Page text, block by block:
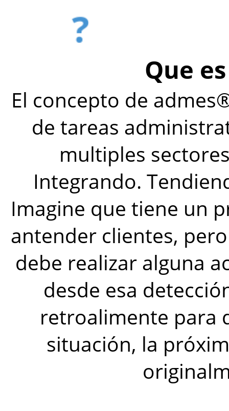
?
Que
El concepto de
de tareas
multiples
Integrando.
Imagine que tiene un
antender clientes,
debe realizar alguna
desde esa
retroalimente para
situación, la